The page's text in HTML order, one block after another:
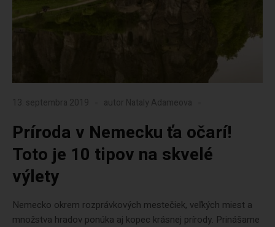
13. septembra 2019 autor Nataly Adameova
Príroda v Nemecku ťa očarí!
Toto je 10 tipov na skvelé
výlety
Nemecko okrem rozprávkových mestečiek, veľkých miest a
množstva hradov ponúka aj kopec krásnej prírody. Prinášame